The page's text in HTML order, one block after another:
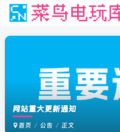
网站重大更新通知
首页 公告 正文